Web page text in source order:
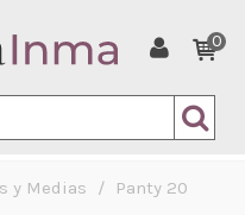
0
y Medias /
Panty 20